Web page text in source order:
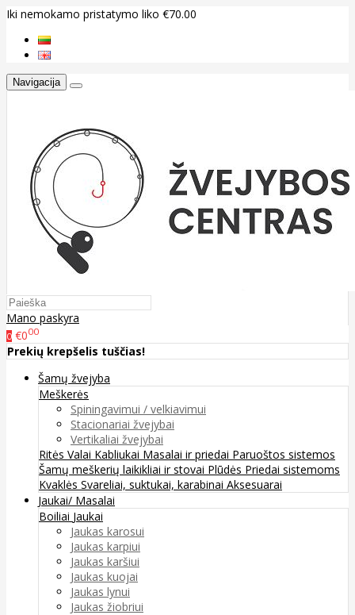
Iki nemokamo pristatymo liko €70.00
Navigacija
Mano paskyra
0 €000
Prekių krepšelis tuščias!
Šamų žvejyba
Meškerės
Spiningavimui / velkiavimui
Stacionariai žvejybai
Vertikaliai žvejybai
Ritės Valai Kabliukai Masalai ir priedai Paruoštos sistemos
Šamų meškerių laikikliai ir stovai Plūdės Priedai sistemoms
Kvaklės Svareliai, suktukai, karabinai Aksesuarai
Jaukai/ Masalai
Boiliai Jaukai
Jaukas karosui
Jaukas karpiui
Jaukas karšiui
Jaukas kuojai
Jaukas lynui
Jaukas žiobriui